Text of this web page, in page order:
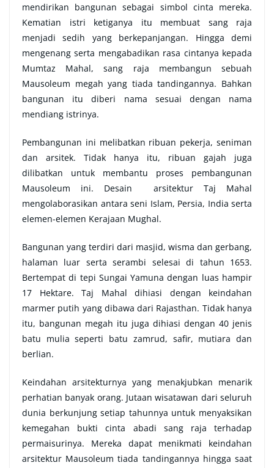
mendirikan bangunan sebagai simbol cinta mereka.
Kematian istri ketiganya itu membuat sang raja
menjadi sedih yang berkepanjangan. Hingga demi
mengenang serta mengabadikan rasa cintanya kepada
Mumtaz Mahal, sang raja membangun sebuah
Mausoleum megah yang tiada tandingannya. Bahkan
bangunan itu diberi nama sesuai dengan nama
mendiang istrinya.
Pembangunan ini melibatkan ribuan pekerja, seniman
dan arsitek. Tidak hanya itu, ribuan gajah juga
dilibatkan untuk membantu proses pembangunan
Mausoleum ini. Desain arsitektur Taj Mahal
mengolaborasikan antara seni Islam, Persia, India serta
elemen-elemen Kerajaan Mughal.
Bangunan yang terdiri dari masjid, wisma dan gerbang,
halaman luar serta serambi selesai di tahun 1653.
Bertempat di tepi Sungai Yamuna dengan luas hampir
17 Hektare. Taj Mahal dihiasi dengan keindahan
marmer putih yang dibawa dari Rajasthan. Tidak hanya
itu, bangunan megah itu juga dihiasi dengan 40 jenis
batu mulia seperti batu zamrud, safir, mutiara dan
berlian.
Keindahan arsitekturnya yang menakjubkan menarik
perhatian banyak orang. Jutaan wisatawan dari seluruh
dunia berkunjung setiap tahunnya untuk menyaksikan
kemegahan bukti cinta abadi sang raja terhadap
permaisurinya. Mereka dapat menikmati keindahan
arsitektur Mausoleum tiada tandingannya hingga saat